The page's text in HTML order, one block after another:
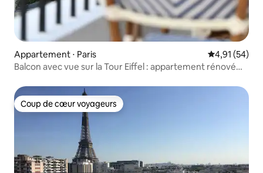
Appartement ⋅ Paris Évaluation
4,91 (54)
Balcon avec vue sur la Tour Eiffel : appartement rénové
Coup de cœur voyageurs
Coup de cœur voyageurs